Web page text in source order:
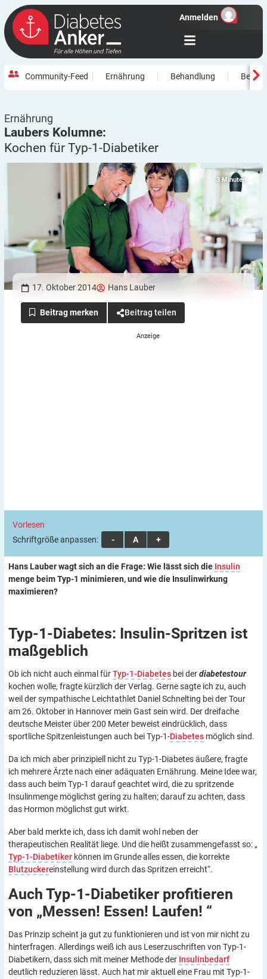
Anmelden
Community-Feed Ernährung Behandlung
Ernährung
Laubers Kolumne:
Kochen für Typ-1-Diabetiker
3 Minuten
17. Oktober 2014 Hans Lauber
Beitrag teilen
Vorlesen
Schriftgröße anpassen:
A A A
Hans Lauber wagt sich an die Frage: Wie lässt sich die Insulin
menge beim Typ-1 minimieren, und wie die Insulinwirkung
maximieren?
Typ-1-Diabetes: Insulin-Spritzen ist
maßgeblich
Ob ich nicht auch einmal fürTyp-1-Diabetes bei derdiabetestour
kochen wolle, fragte kürzlich der Verlag. Gerne sagte ich zu, auch
weil der sympathische Leichtathlet Daniel Schnelting bei der Tour
am 26. Oktober in Hannover mein Gast sein wird. Der dreifache
deutsche Meister über 200 Meter beweist eindrücklich, dass
sportliche Spitzenleistungen auch bei Typ-1-Diabetes möglich sind.
Da ich mich aber prinzipiell nicht zu Typ-1-Diabetes äußere, fragte
ich mehrere Ärzte nach einer adäquaten Ernährung. Meine Idee war,
dass auch beim Typ-1 darauf geachtet wird, die zu spritzende
Insulinmenge möglichst gering zu halten; darauf zu achten, dass
das Hormon möglichst gut wirkt.
Aber bald merkte ich, dass ich damit wohl neben der
therapeutischen Realität liege. Und die heißt zusammengefasst so: „
Typ-1-Diabetiker können im Grunde alles essen, die korrekte
Blutzuckereinstellung wird durch das Spritzen erreicht“.
Auch Typ-1-Diabetiker profitieren
von „Messen! Essen! Laufen! “
Das Prinzip scheint ja gut zu funktionieren und ist von mir nicht zu
hinterfragen. Allerdings weiß ich aus Leserzuschriften von Typ-1-
Diabetikern, dass sich mit meiner Methode der Insulinbedarf
deutlich reduzieren lässt. Auch hat mir aktuell eine Frau mit Typ-1-